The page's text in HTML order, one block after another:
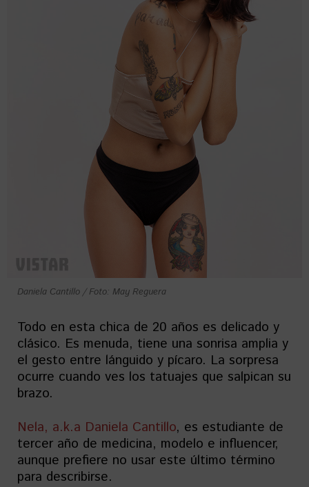
Daniela Cantillo / Foto: May Reguera
Todo en esta chica de 20 años es delicado y
clásico. Es menuda, tiene una sonrisa amplia y
el gesto entre lánguido y pícaro. La sorpresa
ocurre cuando ves los tatuajes que salpican su
brazo.
Nela, a.k.a Daniela Cantillo, es estudiante de
tercer año de medicina, modelo e influencer,
aunque prefiere no usar este último término
para describirse.